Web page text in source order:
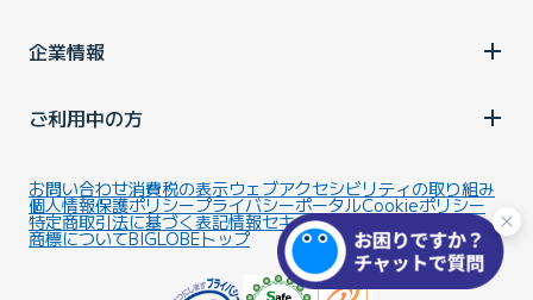
企業情報
ご利用中の方
お問い合わせ消費税の表示ウェブアクセシビリティの取り組み
個人情報保護ポリシープライバシーポータルCookieポリシー
特定商取引法に基づく表記情報セキュリティ基本方針
商標についてBIGLOBEトップ